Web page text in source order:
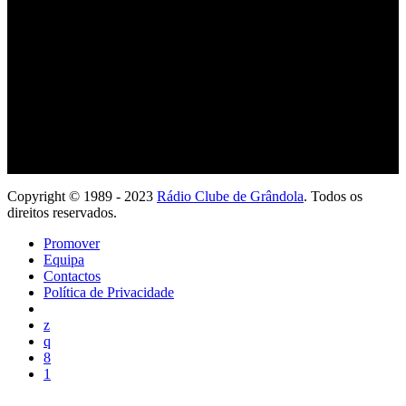
Copyright © 1989 - 2023 Rádio Clube de Grândola. Todos os
direitos reservados.
Promover
Equipa
Contactos
Política de Privacidade